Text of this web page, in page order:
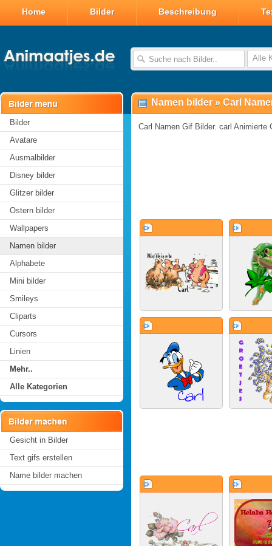
Home Bilder Beschreibung
Alle
Bilder
Avatare
Ausmalbilder
Disney bilder
Glitzer bilder
Ostern bilder
Wallpapers
Namen bilder
Alphabete
Mini bilder
Smileys
Cliparts
Cursors
Linien
Mehr..
Alle Kategorien
Gesicht in Bilder
Text gifs erstellen
Name bilder machen
Namen bilder » Carl
Carl Namen Gif Bilder. carl Animierte